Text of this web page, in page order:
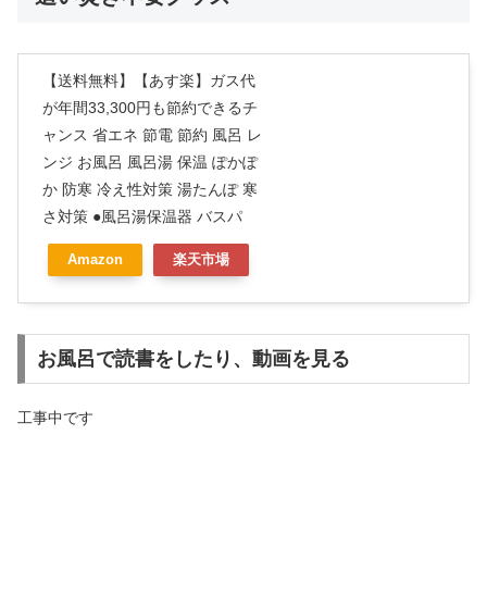
【送料無料】【あす楽】ガス代
が年間33,300円も節約できるチ
ャンス 省エネ 節電 節約 風呂 レ
ンジ お風呂 風呂湯 保温 ぽかぽ
か 防寒 冷え性対策 湯たんぽ 寒
さ対策 ●風呂湯保温器 バスパ
Amazon 楽天市場
お風呂で読書をしたり、動画を見る
工事中です